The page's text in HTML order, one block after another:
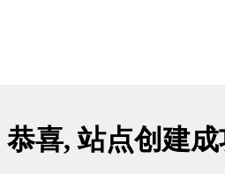
恭喜, 站点创建